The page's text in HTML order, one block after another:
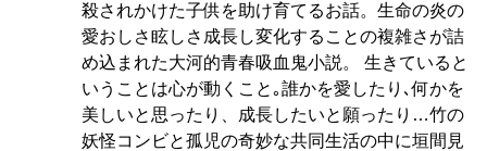
殺されかけた子供を助け育てるお話。生命の炎の
愛おしさ眩しさ成長し変化することの複雑さが詰
め込まれた大河的青春吸血鬼小説。 生きていると
いうことは心が動くこと｡誰かを愛したり､何かを
美しいと思ったり、成長したいと願ったり…竹の
妖怪コンビと孤児の奇妙な共同生活の中に垣間見